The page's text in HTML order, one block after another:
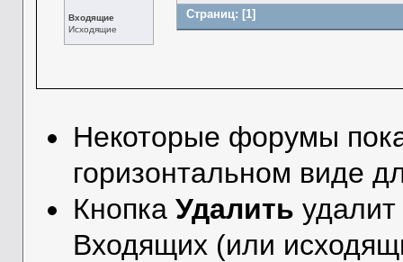
Входящие
Исходящие
Страниц: [1]
Некоторые форумы
горизонтальном виде
КнопкаУдалить
Входящих (или